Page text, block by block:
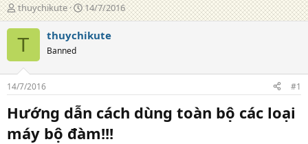
T
á
c
ả
thuychikute
N
g
à
g
14/7/2016
T thuychikute
Banned
14/7/2016 #1
Hướng dẫn cách dùng toàn bộ các loại
máy bộ đàm!!!